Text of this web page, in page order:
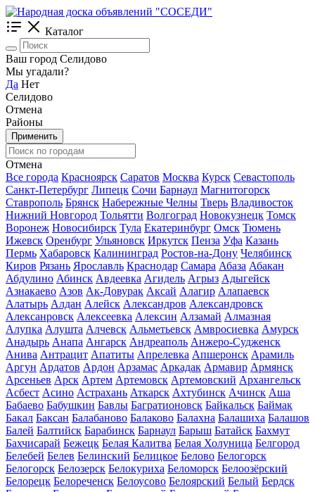
Каталог
Ваш город Селидово
Мы угадали?
Да Нет
Селидово
Отмена
Районы
Применить
Отмена
Все города Красноярск Саратов Москва Курск Севастополь
Санкт-Петербург Липецк Сочи Барнаул Магнитогорск
Ставрополь Брянск Набережные Челны Тверь Владивосток
Нижний Новгород Тольятти Волгоград Новокузнецк Томск
Воронеж Новосибирск Тула Екатеринбург Омск Тюмень
Ижевск Оренбург Ульяновск Иркутск Пенза Уфа Казань
Пермь Хабаровск Калининград Ростов-на-Дону Челябинск
Киров Рязань Ярославль Краснодар Самара Абаза Абакан
Абдулино Абинск Авдеевка Агидель Агрыз Адыгейск
Азнакаево Азов Ак-Довурак Аксай Алагир Алапаевск
Алатырь Алдан Алейск Александров Александровск
Алексанровск Алексеевка Алексин Алзамай Алмазная
Алупка Алушта Алчевск Альметьевск Амвросиевка Амурск
Анадырь Анапа Ангарск Андреаполь Анжеро-Судженск
Анива Антрацит Апатиты Апрелевка Апшеронск Арамиль
Аргун Ардатов Ардон Арзамас Аркадак Армавир Армянск
Арсеньев Арск Артем Артемовск Артемовский Архангельск
Асбест Асино Астрахань Аткарск Ахтубинск Ачинск Аша
Бабаево Бабушкин Бавлы Багратионовск Байкальск Баймак
Бакал Баксан Балабаново Балаково Балахна Балашиха Балашов
Балей Балтийск Барабинск Барнаул Барыш Батайск Бахмут
Бахчисарай Бежецк Белая Калитва Белая Холуница Белгород
Белебей Белев Белинский Белицкое Белово Белогорск
Белогорск Белозерск Белокуриха Беломорск Белоозёрский
Белорецк Белореченск Белоусово Белоярский Белый Бердск